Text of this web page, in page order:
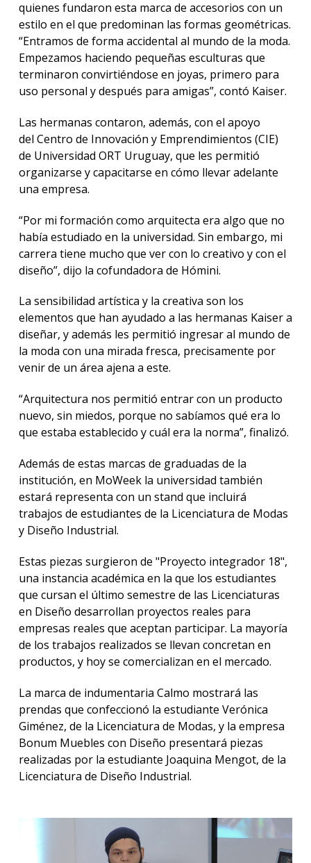
quienes fundaron esta marca de accesorios con un
estilo en el que predominan las formas geométricas.
“Entramos de forma accidental al mundo de la moda.
Empezamos haciendo pequeñas esculturas que
terminaron convirtiéndose en joyas, primero para
uso personal y después para amigas”, contó Kaiser.
Las hermanas contaron, además, con el apoyo
del Centro de Innovación y Emprendimientos (CIE)
de Universidad ORT Uruguay, que les permitió
organizarse y capacitarse en cómo llevar adelante
una empresa.
“Por mi formación como arquitecta era algo que no
había estudiado en la universidad. Sin embargo, mi
carrera tiene mucho que ver con lo creativo y con el
diseño”, dijo la cofundadora de Hómini.
La sensibilidad artística y la creativa son los
elementos que han ayudado a las hermanas Kaiser a
diseñar, y además les permitió ingresar al mundo de
la moda con una mirada fresca, precisamente por
venir de un área ajena a este.
“Arquitectura nos permitió entrar con un producto
nuevo, sin miedos, porque no sabíamos qué era lo
que estaba establecido y cuál era la norma”, finalizó.
Además de estas marcas de graduadas de la
institución, en MoWeek la universidad también
estará representa con un stand que incluirá
trabajos de estudiantes de la Licenciatura de Modas
y Diseño Industrial.
Estas piezas surgieron de "Proyecto integrador 18",
una instancia académica en la que los estudiantes
que cursan el último semestre de las Licenciaturas
en Diseño desarrollan proyectos reales para
empresas reales que aceptan participar. La mayoría
de los trabajos realizados se llevan concretan en
productos, y hoy se comercializan en el mercado.
La marca de indumentaria Calmo mostrará las
prendas que confeccionó la estudiante Verónica
Giménez, de la Licenciatura de Modas, y la empresa
Bonum Muebles con Diseño presentará piezas
realizadas por la estudiante Joaquina Mengot, de la
Licenciatura de Diseño Industrial.